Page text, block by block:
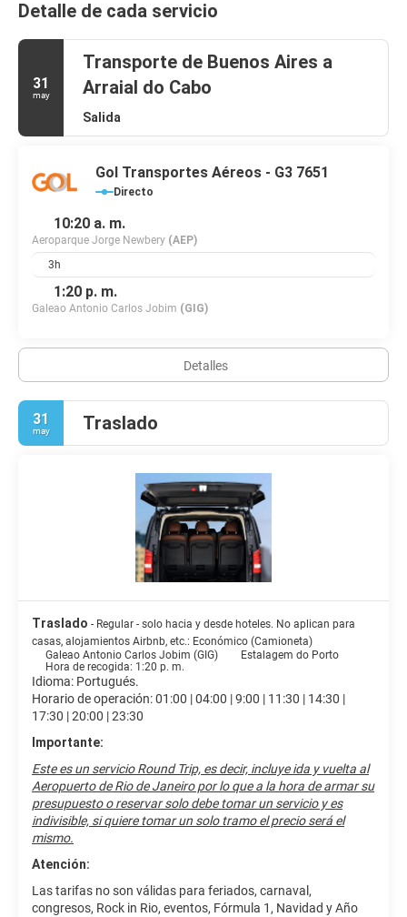
Detalle de cada servicio
31
may
Transporte de Buenos Aires a
Arraial do Cabo
Salida
Gol Transportes Aéreos - G3 7651
Directo
10:20 a. m.
Aeroparque Jorge Newbery (AEP)
3h
1:20 p. m.
Galeao Antonio Carlos Jobim (GIG)
Detalles
31
may Traslado
Traslado - Regular - solo hacia y desde hoteles. No aplican para
casas, alojamientos Airbnb, etc.: Económico (Camioneta)
Galeao Antonio Carlos Jobim (GIG)
Estalagem do Porto
Hora de recogida: 1:20 p. m.
Idioma: Portugués.
Horario de operación: 01:00 | 04:00 | 9:00 | 11:30 | 14:30 |
17:30 | 20:00 | 23:30
Importante:
Este es un servicio Round Trip, es decir, incluye ida y vuelta al
Aeropuerto de Rio de Janeiro por lo que a la hora de armar su
presupuesto o reservar solo debe tomar un servicio y es
indivisible, si quiere tomar un solo tramo el precio será el
mismo.
Atención:
Las tarifas no son válidas para feriados, carnaval,
congresos, Rock in Rio, eventos, Fórmula 1, Navidad y Año